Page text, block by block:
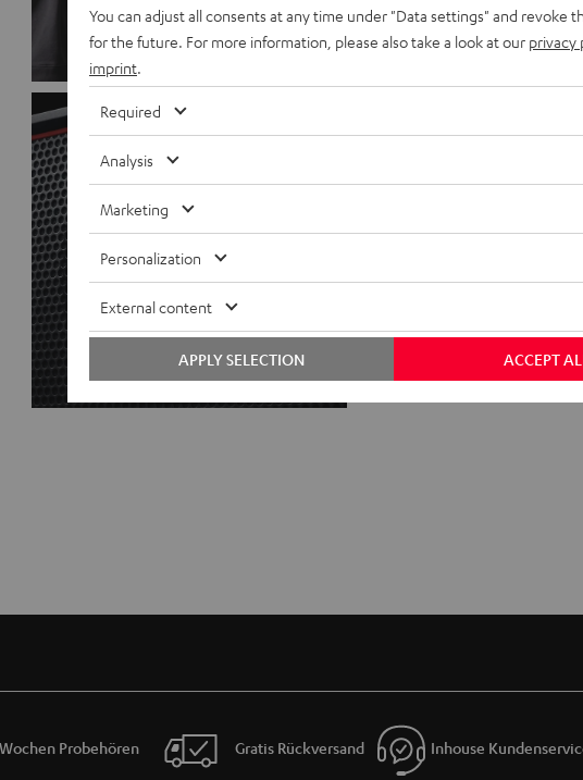
Teams
FAQ
Probehören Gratis Rückversand Inhouse
You can adjust all consents at any time under "Data settings" and revoke
for the future. For more information, please also take a look at our privacy
imprint
Required
Analysis
Marketing
Personalization
External content
ACCEPT
APPLY SELECTION